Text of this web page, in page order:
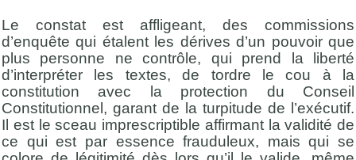
Le constat est affligeant, des commissions
d’enquête qui étalent les dérives d’un pouvoir que
plus personne ne contrôle, qui prend la liberté
d’interpréter les textes, de tordre le cou à la
constitution avec la protection du Conseil
Constitutionnel, garant de la turpitude de l’exécutif.
Il est le sceau imprescriptible affirmant la validité de
ce qui est par essence frauduleux, mais qui se